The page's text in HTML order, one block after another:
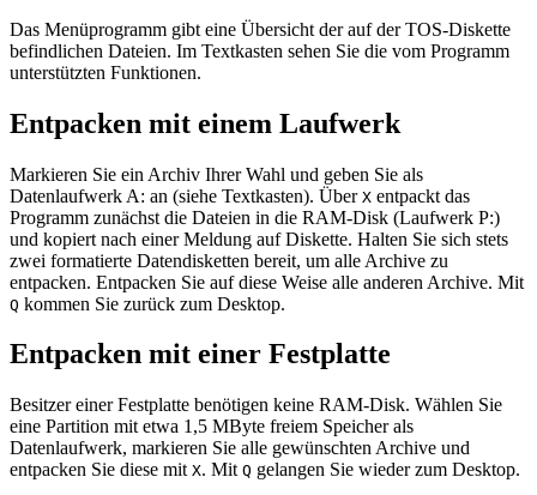
Das Menüprogramm gibt eine Übersicht der auf der TOS-Diskette
befindlichen Dateien. Im Textkasten sehen Sie die vom Programm
unterstützten Funktionen.
Entpacken mit einem Laufwerk
Markieren Sie ein Archiv Ihrer Wahl und geben Sie als
Datenlaufwerk A: an (siehe Textkasten). Über X entpackt das
Programm zunächst die Dateien in die RAM-Disk (Laufwerk P:)
und kopiert nach einer Meldung auf Diskette. Halten Sie sich stets
zwei formatierte Datendisketten bereit, um alle Archive zu
entpacken. Entpacken Sie auf diese Weise alle anderen Archive. Mit
Q kommen Sie zurück zum Desktop.
Entpacken mit einer Festplatte
Besitzer einer Festplatte benötigen keine RAM-Disk. Wählen Sie
eine Partition mit etwa 1,5 MByte freiem Speicher als
Datenlaufwerk, markieren Sie alle gewünschten Archive und
entpacken Sie diese mit X. Mit Q gelangen Sie wieder zum Desktop.